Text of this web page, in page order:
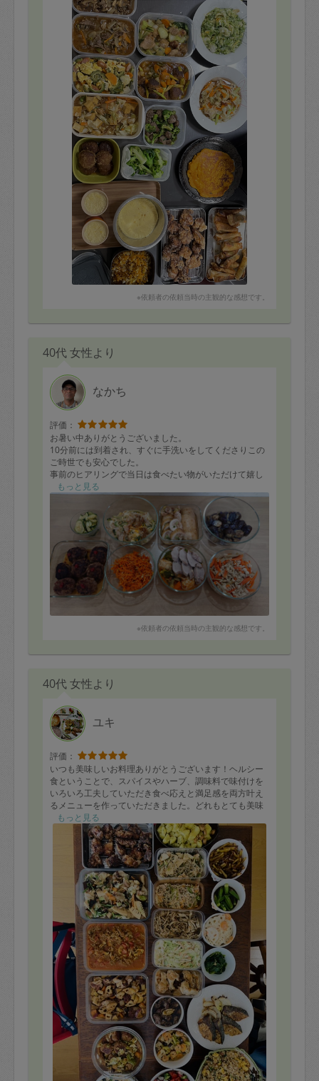
※依頼者の依頼当時の主観的な感想です。
40代 女性より
なかち
評価：
お暑い中ありがとうございました。
10分前には到着され、すぐに手洗いをしてくださりこの
ご時世でも安心でした。
事前のヒアリングで当日は食べたい物がいただけて嬉し
いです。
手間のかかるお料理を一品一品丁寧に作ってくださり、
家族はハンバーグとバロティーヌを美味しいと絶賛でし
豚肉と野菜の蒸し煮は私の好きなラタトゥイユの味付け
でこちらもとても美味しかったです。
真面目で物腰が柔らかく丁寧なお人柄でまたなかちさん
にお願いできたらと思いました。
改めて今回はありがとうございました。またよろしくお
願いいたします(＾＾）
もっと見る
※依頼者の依頼当時の主観的な感想です。
40代 女性より
ユキ
評価：
いつも美味しいお料理ありがとうございます！ヘルシー
食ということで、スパイスやハーブ、調味料で味付けを
いろいろ工夫していただき食べ応えと満足感を両方叶え
るメニューを作っていただきました。どれもとても美味
しいです！引き続き宜しくお願い致します。
もっと見る